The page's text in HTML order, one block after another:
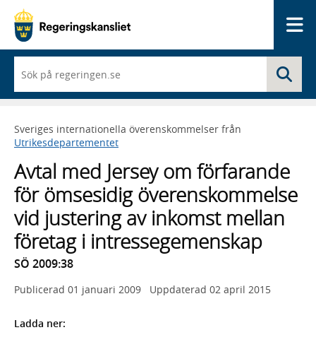
du
börjar
skriva
framträder
en
med
sökförslag
Sveriges internationella överenskommelser från
Utrikesdepartementet
Avtal med Jersey om förfarande
för ömsesidig överenskommelse
vid justering av inkomst mellan
företag i intressegemenskap
SÖ 2009:38
Publicerad 01 januari 2009 Uppdaterad 02 april 2015
Ladda ner: